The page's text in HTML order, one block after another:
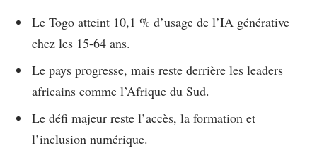
Le Togo atteint 10,1 % d’usage de l’IA générative
chez les 15-64 ans.
Le pays progresse, mais reste derrière les leaders
africains comme l’Afrique du Sud.
Le défi majeur reste l’accès, la formation et
l’inclusion numérique.